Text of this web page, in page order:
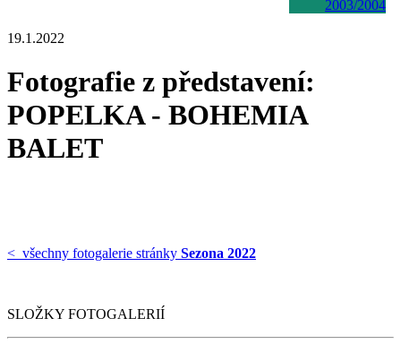
2003/2004
19.1.2022
Fotografie z představení:
POPELKA - BOHEMIA
BALET
< všechny fotogalerie stránky Sezona 2022
SLOŽKY FOTOGALERIÍ